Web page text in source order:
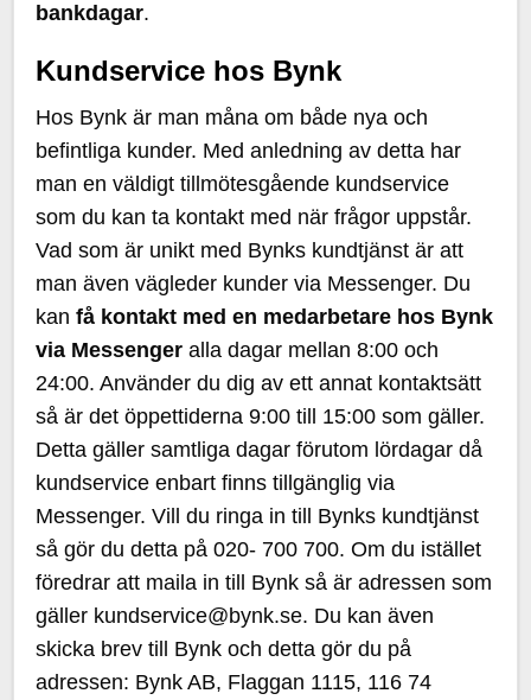
bankdagar.
Kundservice hos Bynk
Hos Bynk är man måna om både nya och
befintliga kunder. Med anledning av detta har
man en väldigt tillmötesgående kundservice
som du kan ta kontakt med när frågor uppstår.
Vad som är unikt med Bynks kundtjänst är att
man även vägleder kunder via Messenger. Du
kan få kontakt med en medarbetare hos Bynk
via Messenger alla dagar mellan 8:00 och
24:00. Använder du dig av ett annat kontaktsätt
så är det öppettiderna 9:00 till 15:00 som gäller.
Detta gäller samtliga dagar förutom lördagar då
kundservice enbart finns tillgänglig via
Messenger. Vill du ringa in till Bynks kundtjänst
så gör du detta på 020- 700 700. Om du istället
föredrar att maila in till Bynk så är adressen som
gäller kundservice@bynk.se. Du kan även
skicka brev till Bynk och detta gör du på
adressen: Bynk AB, Flaggan 1115, 116 74